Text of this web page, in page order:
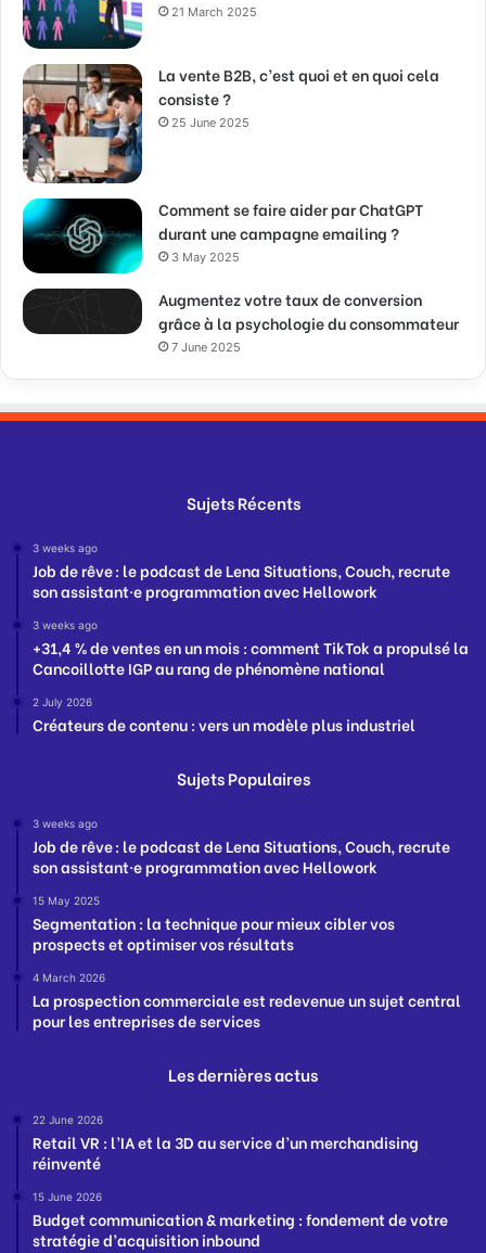
21 March 2025
La vente B2B, c’est quoi et en quoi cela
consiste ?
25 June 2025
Comment se faire aider par ChatGPT
durant une campagne emailing ?
3 May 2025
Augmentez votre taux de conversion
grâce à la psychologie du consommateur
7 June 2025
Sujets Récents
3 weeks ago
Job de rêve : le podcast de Lena Situations, Couch, recrute
son assistant·e programmation avec Hellowork
3 weeks ago
+31,4 % de ventes en un mois : comment TikTok a propulsé la
Cancoillotte IGP au rang de phénomène national
2 July 2026
Créateurs de contenu : vers un modèle plus industriel
Sujets Populaires
3 weeks ago
Job de rêve : le podcast de Lena Situations, Couch, recrute
son assistant·e programmation avec Hellowork
15 May 2025
Segmentation : la technique pour mieux cibler vos
prospects et optimiser vos résultats
4 March 2026
La prospection commerciale est redevenue un sujet central
pour les entreprises de services
Les dernières actus
22 June 2026
Retail VR : l’IA et la 3D au service d’un merchandising
réinventé
15 June 2026
Budget communication & marketing : fondement de votre
stratégie d’acquisition inbound